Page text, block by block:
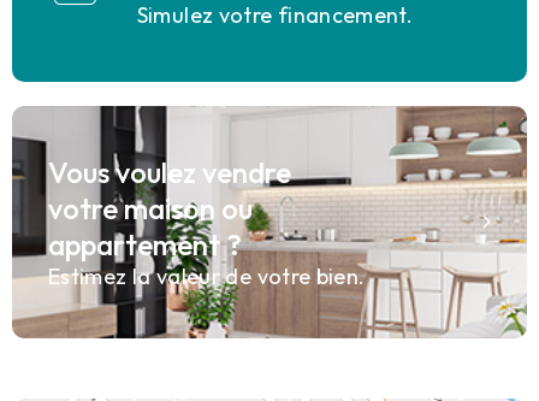
Simulez votre financement.
Vous voulez vendre
votre maison ou
appartement ?
Estimez la valeur de votre bien.